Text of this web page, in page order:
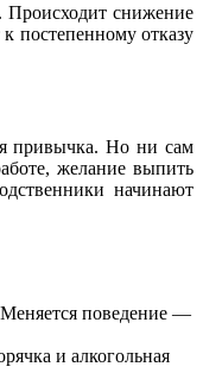
Происходит снижение
постепенному отказу
привычка. Но ни сам
желание выпить
начинают
поведение —
и алкогольная